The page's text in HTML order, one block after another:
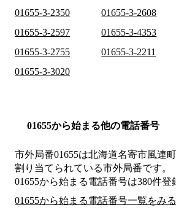
01655-3-2350
01655-3-2608
01655-3-2597
01655-3-4353
01655-3-2755
01655-3-2211
01655-3-3020
01655から始まる他の電話番号
市外局番01655は北海道名寄市風連
割り当てられている市外局番です。
01655から始まる電話番号は380件登
01655から始まる電話番号一覧をみる